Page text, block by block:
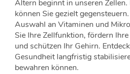
Altern beginnt in unseren
können Sie gezielt
Auswahl an Vitaminen und
Sie Ihre Zellfunktion, fördern
und schützen Ihr Gehirn.
Gesundheit langfristig
bewahren können.